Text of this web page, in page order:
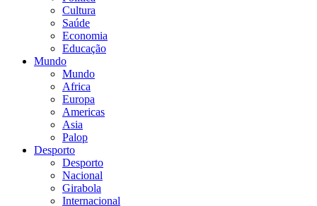
Cultura
Saúde
Economia
Educação
Mundo
Mundo
Africa
Europa
Americas
Asia
Palop
Desporto
Desporto
Nacional
Girabola
Internacional